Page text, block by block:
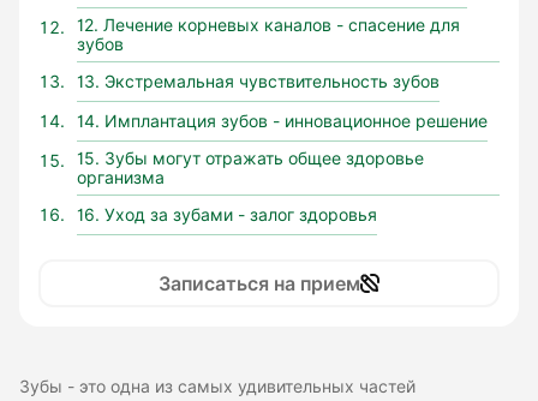
12. Лечение корневых каналов - спасение для
зубов
13. Экстремальная чувствительность зубов
14. Имплантация зубов - инновационное решение
15. Зубы могут отражать общее здоровье
организма
16. Уход за зубами - залог здоровья
Записаться на прием
Зубы - это одна из самых удивительных частей